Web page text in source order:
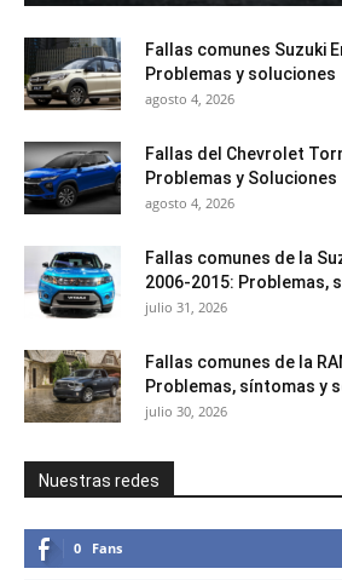
Fallas comunes Suzuki
Problemas y soluciones
agosto 4, 2026
Fallas del Chevrolet
Problemas y Soluciones
agosto 4, 2026
Fallas comunes de la
2006-2015: Problemas,
julio 31, 2026
Fallas comunes de la
Problemas, síntomas y
julio 30, 2026
Nuestras redes
0 Fans